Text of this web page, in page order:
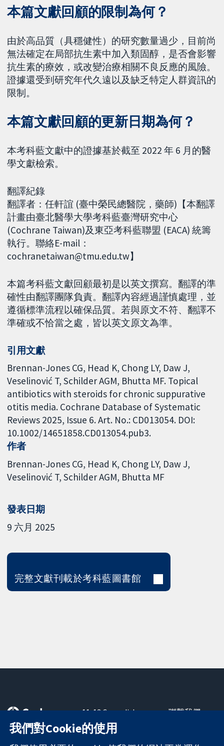
本篇文獻回顧的限制為何？
由於高品質（具穩健性）的研究數量過少，目前尚
無法確定在局部抗生素中加入類固醇，是否會影響
抗生素的療效，或改變治療相關不良反應的風險。
證據還受到研究年代久遠以及缺乏特定人群資訊的
限制。
本篇文獻回顧的更新日期為何？
本考科藍文獻中的證據基於截至 2022 年 6 月的醫
學文獻檢索。
翻譯紀錄
翻譯者：任軒誼 (臺中榮民總醫院，藥師)【本翻譯
計畫由臺北醫學大學考科藍臺灣研究中心
(Cochrane Taiwan)及東亞考科藍聯盟 (EACA) 統籌
執行。聯絡E-mail：
cochranetaiwan@tmu.edu.tw】
本篇考科藍文獻回顧最初是以英文撰寫。翻譯的準
確性由翻譯團隊負責。翻譯內容經過謹慎處理，並
遵循標準流程以確保品質。若與原文不符、翻譯不
準確或不恰當之處，皆以英文原文為準。
引用文獻
Brennan-Jones CG, Head K, Chong LY, Daw J,
Veselinović T, Schilder AGM, Bhutta MF. Topical
antibiotics with steroids for chronic suppurative
otitis media. Cochrane Database of Systematic
Reviews 2025, Issue 6. Art. No.: CD013054. DOI:
10.1002/14651858.CD013054.pub3.
作者
Brennan-Jones CG Head K Chong LY Daw J
Veselinović T Schilder AGM Bhutta MF
發表日期
9 六月 2025
完整文獻刊載於考科藍圖書館
可信任實證
知情決定
11-13 Cavendish
Square
London
聯繫我們
我們對Cookie的使用